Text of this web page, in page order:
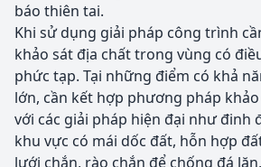
báo thiên tai.
Khi sử dụng giải pháp công trình
khảo sát địa chất trong vùng có
phức tạp. Tại những điểm có khả
lớn, cần kết hợp phương pháp
với các giải pháp hiện đại như đinh
khu vực có mái dốc đất, hỗn hợp
lưới chắn, rào chắn để chống đá